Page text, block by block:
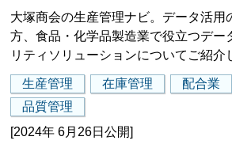
大塚商会の生産管理ナビ。データ活用
方、食品・化学品製造業で役立つデー
リティソリューションについてご紹介
生産管理 在庫管理 配合業
品質管理
[2024年 6月26日公開]